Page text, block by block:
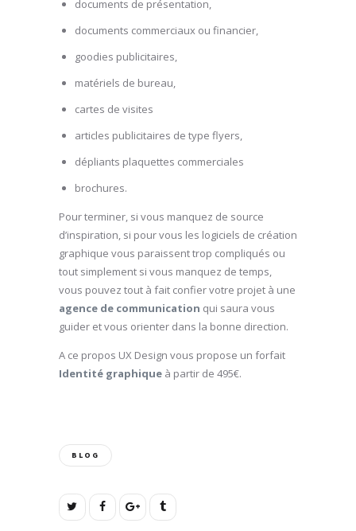
documents de présentation,
documents commerciaux ou financier,
goodies publicitaires,
matériels de bureau,
cartes de visites
articles publicitaires de type flyers,
dépliants plaquettes commerciales
brochures.
Pour terminer, si vous manquez de source
d’inspiration, si pour vous les logiciels de création
graphique vous paraissent trop compliqués ou
tout simplement si vous manquez de temps,
vous pouvez tout à fait confier votre projet à une
agence de communication qui saura vous
guider et vous orienter dans la bonne direction.
A ce propos UX Design vous propose un forfait
Identité graphique à partir de 495€.
BLOG